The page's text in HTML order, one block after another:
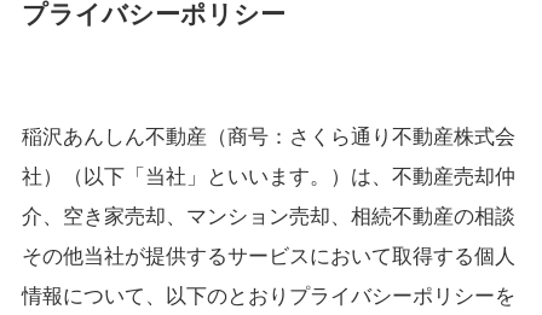
プライバシーポリシー
稲沢あんしん不動産（商号：さくら通り不動産株式会
社）（以下「当社」といいます。）は、不動産売却仲
介、空き家売却、マンション売却、相続不動産の相談
その他当社が提供するサービスにおいて取得する個人
情報について、以下のとおりプライバシーポリシーを